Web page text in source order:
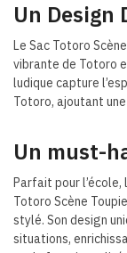
Un Design
Le Sac Totoro
vibrante de Totoro
ludique capture
Totoro, ajoutant
Un must-
Parfait pour
Totoro Scène
stylé. Son design
situations,